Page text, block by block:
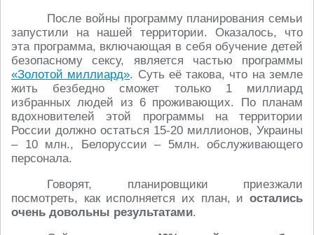
После войны программу планирования семьи
запустили на нашей территории. Оказалось, что
эта программа, включающая в себя обучение детей
безопасному сексу, является частью программы
«Золотой миллиард». Суть её такова, что на земле
жить безбедно сможет только 1 миллиард
избранных людей из 6 проживающих. По планам
вдохновителей этой программы на территории
России должно остаться 15-20 миллионов, Украины
– 10 млн., Белоруссии – 5млн. обслуживающего
персонала.
Говорят, планировщики приезжали
посмотреть, как исполняется их план, и остались
очень довольны результатами.